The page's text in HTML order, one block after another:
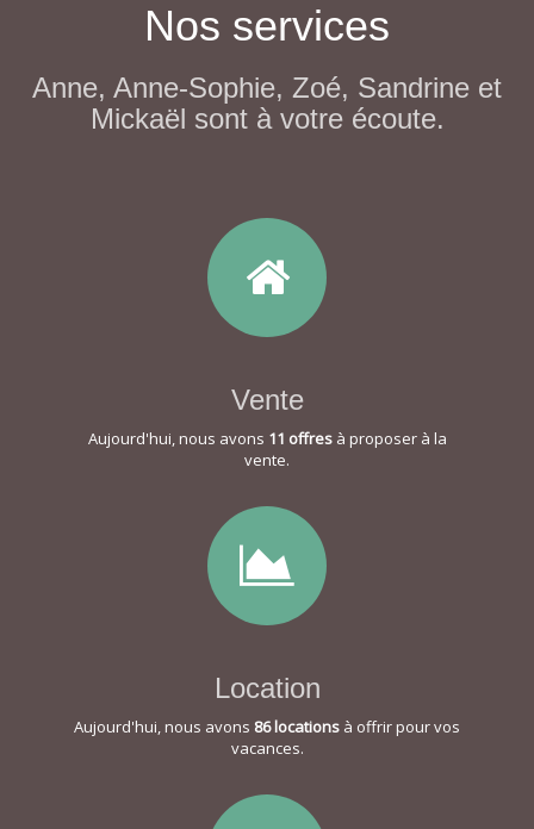
Nos services
Anne, Anne-Sophie, Zoé, Sandrine et
Mickaël sont à votre écoute.
Vente
Aujourd'hui, nous avons 11 offresà proposer à la
vente.
Location
Aujourd'hui, nous avons 86 locations à offrir pour vos
vacances.